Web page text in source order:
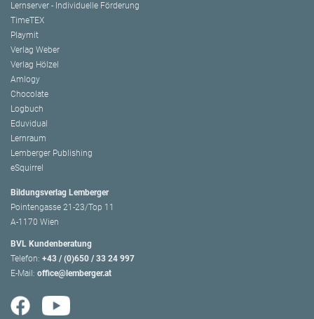
Lernserver - Individuelle Förderung
TimeTEX
Playmit
Verlag Weber
Verlag Hölzel
Amlogy
Chocolate
Logbuch
Eduvidual
Lernraum
Lemberger Publishing
eSquirrel
Bildungsverlag Lemberger
Pointengasse 21-23/Top 11
A-1170 Wien
BVL Kundenberatung
Telefon: +43 / (0)650 / 33 24 997
E-Mail: office@lemberger.at